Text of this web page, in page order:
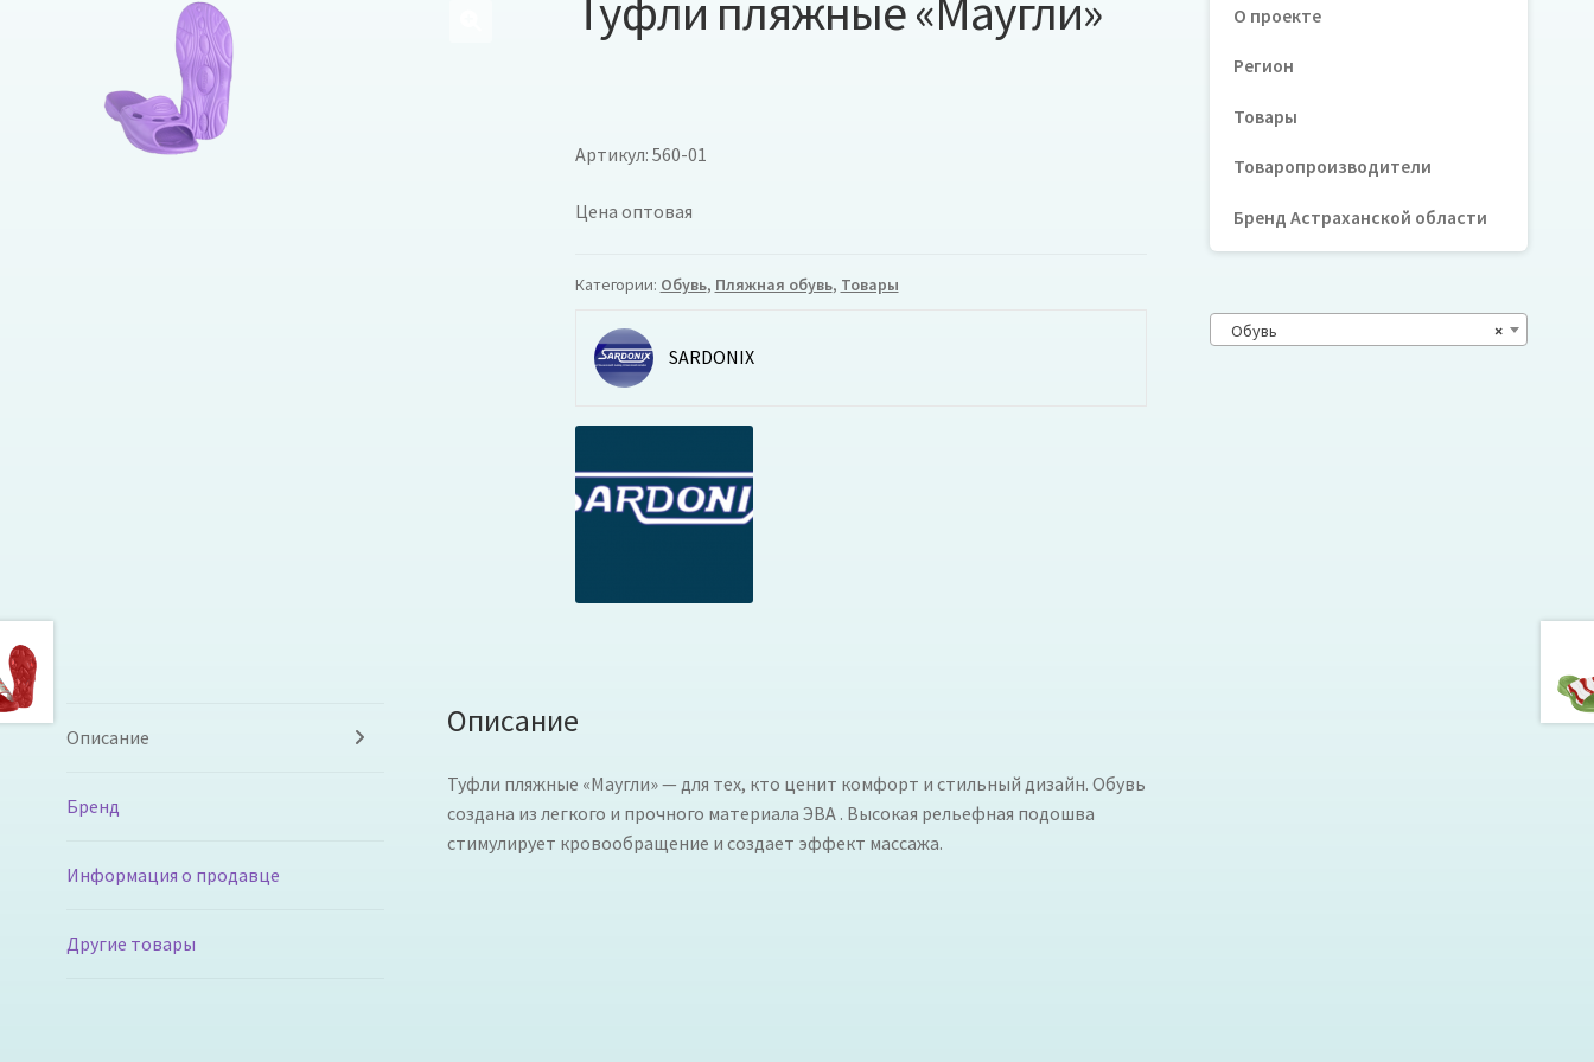
Артикул: 560-01
Цена оптовая
Категории: Обувь, Пляжная обувь, Товары
SARDONIX
Описание
Бренд
Информация о продавце
Другие товары
Описание
Туфли пляжные «Маугли» — для тех, кто ценит комфорт и стильный дизайн. Обувь
создана из легкого и прочного материала ЭВА . Высокая рельефная подошва
стимулирует кровообращение и создает эффект массажа.
О проекте
Регион
Товары
Товаропроизводители
Бренд Астраханской области
×
Обувь